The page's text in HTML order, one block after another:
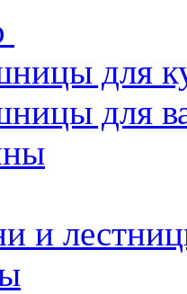
для
для
и